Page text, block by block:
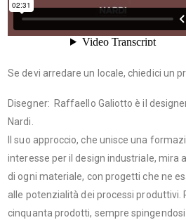
Se devi arredare un locale, chiedici un
Disegner: Raffaello Galiotto è il
Nardi.
Il suo approccio, che unisce una
interesse per il design industriale, mira
di ogni materiale, con progetti che ne
alle potenzialità dei processi produttivi.
cinquanta prodotti, sempre